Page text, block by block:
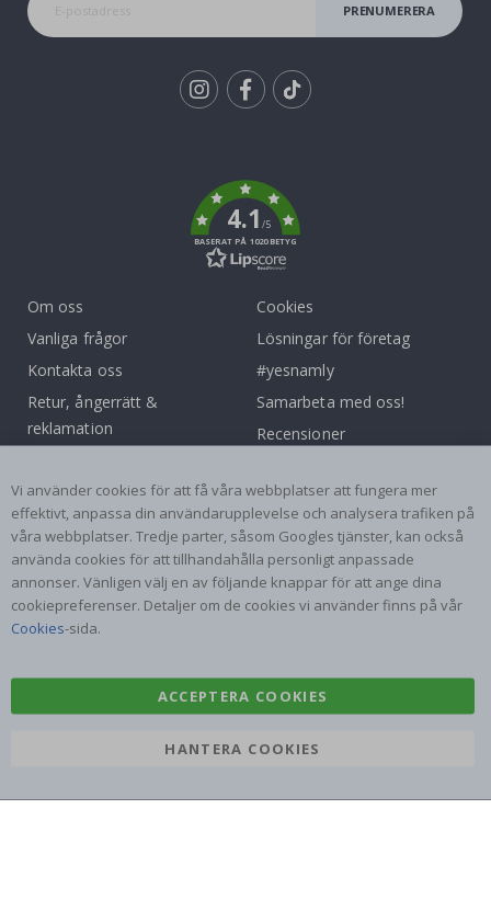
PRENUMERERA
4.1/5
BASERAT PÅ 1020 BETYG
Om oss
Vanliga frågor
Kontakta oss
Retur, ångerrätt &
reklamation
Inspiration
Cookies
Lösningar för företag
#yesnamly
Samarbeta med oss!
Recensioner
Populära Kategorier
Namnlappar
Väggdekor
Kakeldekor
Posters
Vi använder cookies för att få våra webbplatser att fungera mer
effektivt, anpassa din användarupplevelse och analysera trafiken på
våra webbplatser. Tredje parter, såsom Googles tjänster, kan också
använda cookies för att tillhandahålla personligt anpassade
annonser. Vänligen välj en av följande knappar för att ange dina
cookiepreferenser. Detaljer om de cookies vi använder finns på vår
Cookies-sida.
ACCEPTERA COOKIES
HANTERA COOKIES